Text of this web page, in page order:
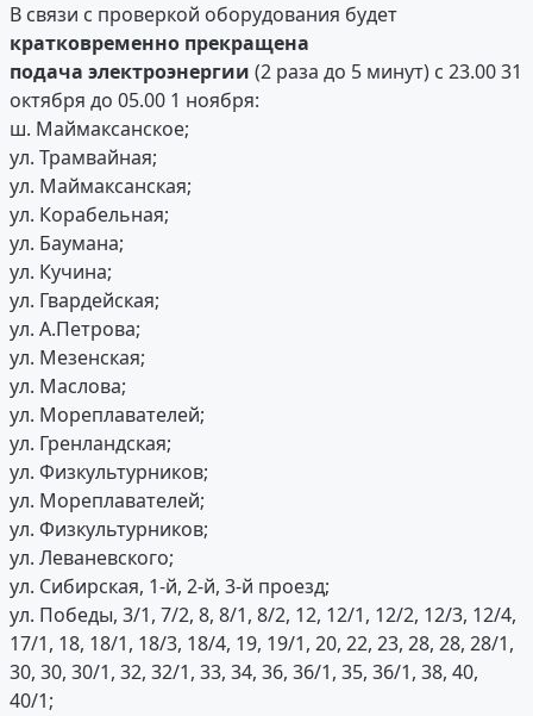
В связи с проверкой оборудования будет
кратковременно прекращена
подача электроэнергии (2 раза до 5 минут) с 23.00 31
октября до 05.00 1 ноября:
ш. Маймаксанское;
ул. Трамвайная;
ул. Маймаксанская;
ул. Корабельная;
ул. Баумана;
ул. Кучина;
ул. Гвардейская;
ул. А.Петрова;
ул. Мезенская;
ул. Маслова;
ул. Мореплавателей;
ул. Гренландская;
ул. Физкультурников;
ул. Мореплавателей;
ул. Физкультурников;
ул. Леваневского;
ул. Сибирская, 1-й, 2-й, 3-й проезд;
ул. Победы, 3/1, 7/2, 8, 8/1, 8/2, 12, 12/1, 12/2, 12/3, 12/4,
17/1, 18, 18/1, 18/3, 18/4, 19, 19/1, 20, 22, 23, 28, 28, 28/1,
30, 30, 30/1, 32, 32/1, 33, 34, 36, 36/1, 35, 36/1, 38, 40,
40/1;